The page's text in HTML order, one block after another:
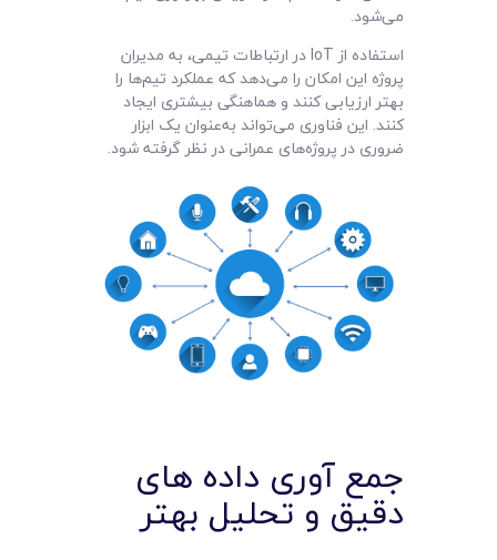
می‌شود.
استفاده از IoT در ارتباطات تیمی، به مدیران
پروژه این امکان را می‌دهد که عملکرد تیم‌ها را
بهتر ارزیابی کنند و هماهنگی بیشتری ایجاد
کنند. این فناوری می‌تواند به‌عنوان یک ابزار
ضروری در پروژه‌های عمرانی در نظر گرفته شود.
جمع‌ آوری داده‌ های
دقیق و تحلیل بهتر